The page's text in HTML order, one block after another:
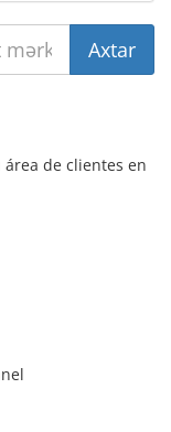
de clientes en